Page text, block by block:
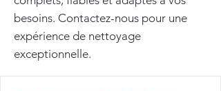
besoins. Contactez-nous pour une
expérience de nettoyage
exceptionnelle.